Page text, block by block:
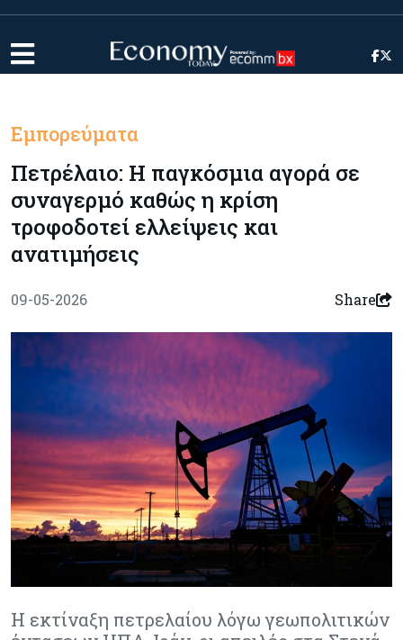
Εμπορεύματα
Πετρέλαιο: Η παγκόσμια αγορά σε
συναγερμό καθώς η κρίση
τροφοδοτεί ελλείψεις και
ανατιμήσεις
09-05-2026 Share
Η εκτίναξη πετρελαίου λόγω γεωπολιτικών